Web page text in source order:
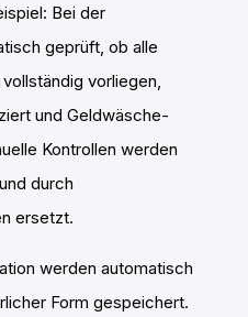
Bei der
geprüft, ob alle
vorliegen,
und Geldwäsche-
Kontrollen werden
durch
ersetzt.
werden automatisch
Form gespeichert.